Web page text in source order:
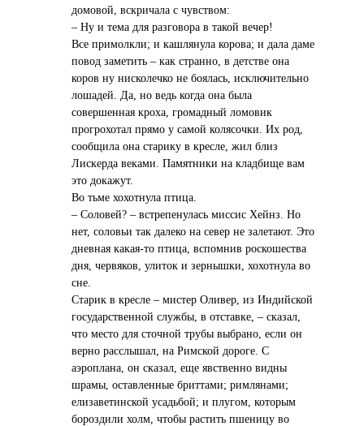
домовой, вскричала с чувством:
– Ну и тема для разговора в такой вечер!
Все примолкли; и кашлянула корова; и дала даме
повод заметить – как странно, в детстве она
коров ну нисколечко не боялась, исключительно
лошадей. Да, но ведь когда она была
совершенная кроха, громадный ломовик
прогрохотал прямо у самой колясочки. Их род,
сообщила она старику в кресле, жил близ
Лискерда веками. Памятники на кладбище вам
это докажут.
Во тьме хохотнула птица.
– Соловей? – встрепенулась миссис Хейнз. Но
нет, соловьи так далеко на север не залетают. Это
дневная какая-то птица, вспомнив роскошества
дня, червяков, улиток и зернышки, хохотнула во
сне.
Старик в кресле – мистер Оливер, из Индийской
государственной службы, в отставке, – сказал,
что место для сточной трубы выбрано, если он
верно расслышал, на Римской дороге. С
аэроплана, он сказал, еще явственно видны
шрамы, оставленные бриттами; римлянами;
елизаветинской усадьбой; и плугом, которым
бороздили холм, чтобы растить пшеницу во